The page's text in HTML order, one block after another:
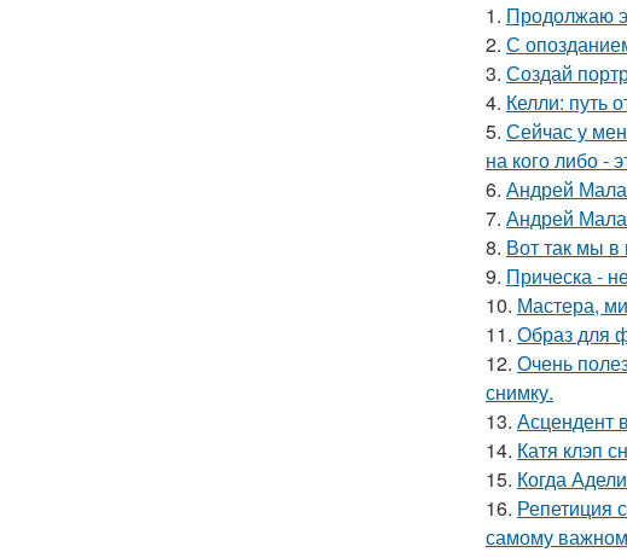
1. Продолжаю
2. С
3. Создай
4. Келли: путь
5. Сейчас у
на кого либо -
6. Андрей
7. Андрей
8. Вот так мы в
9. Прическа -
10. Мастера,
11. Образ для
12. Очень
снимку.
13. Асцендент
14. Катя клэп
15. Когда
16. Репетиция
самому